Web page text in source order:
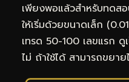
เพียงพอแล้วสำหรับทดส
ให้เริ่มด้วยขนาดเล็ก
เทรด 50-100 เลขแรก ดู
ไม่ ถ้าใช้ได้ สามารถขยาย